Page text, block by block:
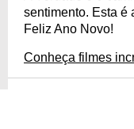
sentimento. Esta é
Feliz Ano Novo!
Conheça filmes